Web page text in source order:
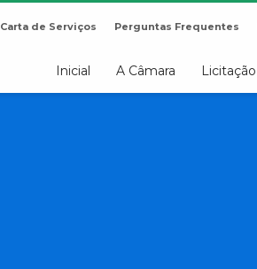
Carta de Serviços Perguntas Frequentes
Inicial A Câmara Licitação